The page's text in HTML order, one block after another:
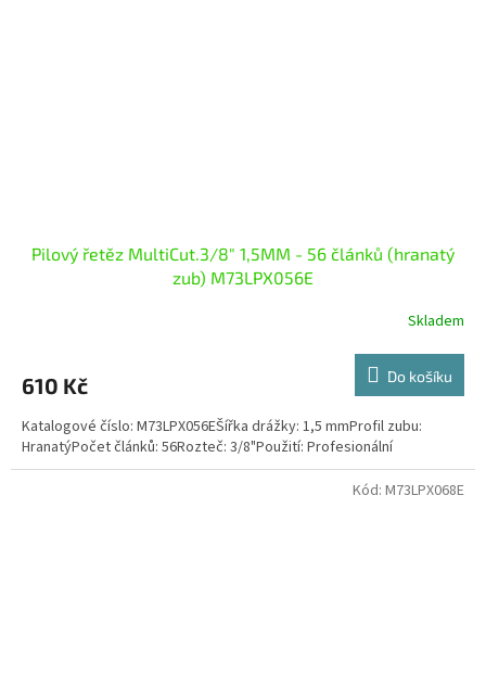
Pilový řetěz MultiCut.3/8" 1,5MM - 56 článků (hranatý
zub) M73LPX056E
Skladem
610 Kč Do košíku
Katalogové číslo: M73LPX056EŠířka drážky: 1,5 mmProfil zubu:
HranatýPočet článků: 56Rozteč: 3/8"Použití: Profesionální
Kód: M73LPX068E